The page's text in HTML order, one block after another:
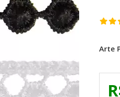
Arte